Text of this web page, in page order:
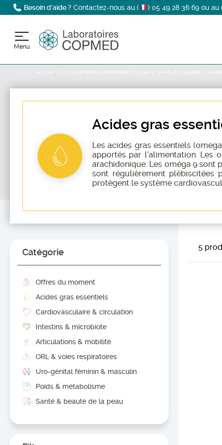
Besoin d’aide ? Contactez-nous au ( ) 05 49 28 36 69 ou au
Menu
Accueil Compléments alimentaires français et produits naturels
Acides gras
Les acides gras essentiels
apportés par l’alimentation. Les
arachidonique. Les oméga 9 sont
sont régulièrement plébiscitées
protègent le système
Catégorie
Offres du moment
Acides gras essentiels
Cardiovasculaire & circulation
Intestins & microbiote
Articulations & mobilité
ORL & voies respiratoires
Uro-génital féminin & masculin
Poids & métabolisme
Santé & beauté de la peau
5